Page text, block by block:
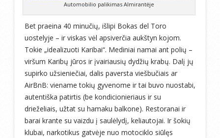
Automobilio palikimas Almirantėje
Bet praeina 40 minučių, išlipi Bokas del Toro
uostelyje – ir viskas vėl apsiverčia aukštyn kojom.
Tokie „idealizuoti Karibai“. Mediniai namai ant polių –
viršum Karibų jūros ir įvairiausių dydžių krabų. Dalį jų
supirko užsieniečiai, dalis paversta viešbučiais ar
AirBnB: viename tokių gyvenome ir tai buvo nuostabi,
autentiška patirtis (be kondicionieriaus ir su
drieželiais, užtat su hamaku balkone). Restoranai ir
barai krante su vaizdu į saulėlydį, keliautojai. Ir šokių
klubai, narkotikus gatvėje nuo motociklo siūlęs